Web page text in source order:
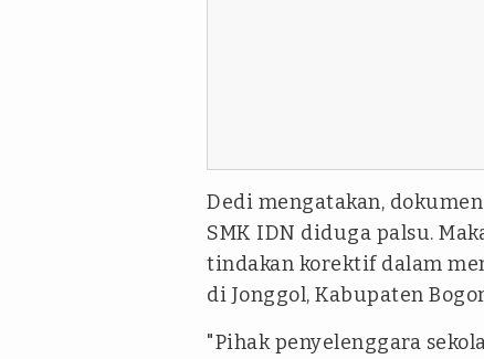
Dedi mengatakan,
SMK IDN diduga palsu.
tindakan korektif dalam
di Jonggol, Kabupaten
"Pihak penyelenggara